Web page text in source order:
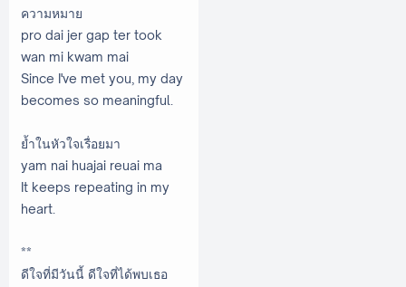
ความหมาย
pro dai jer gap ter took
wan mi kwam mai
Since I've met you, my day
becomes so meaningful.
ย้ำในหัวใจเรื่อยมา
yam nai huajai reuai ma
It keeps repeating in my
heart.
**
ดีใจที่มีวันนี้ ดีใจที่ได้พบเธอ